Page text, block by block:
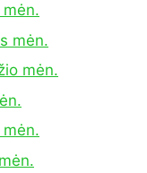
mėn.
mėn.